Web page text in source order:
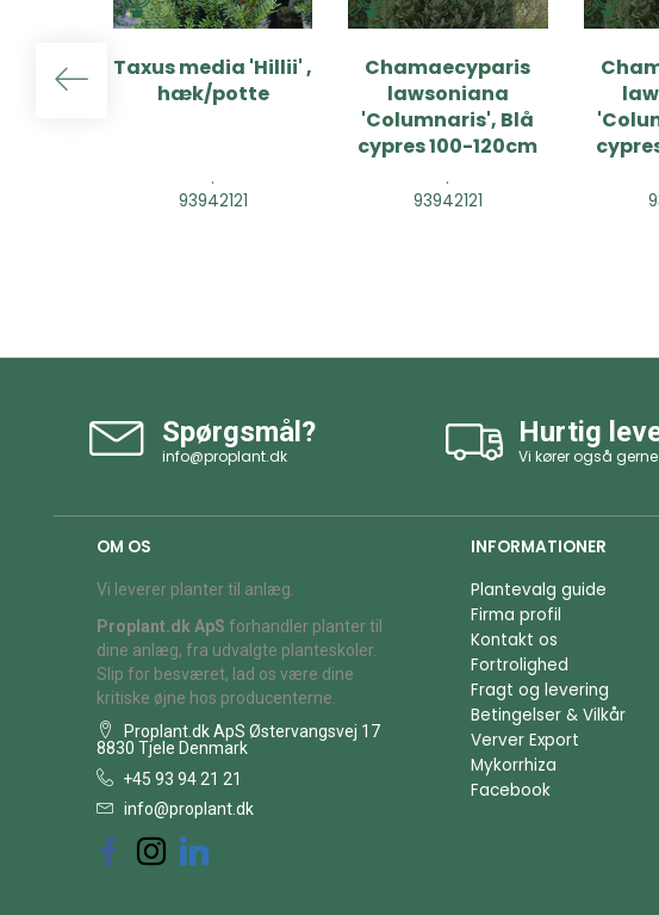
Taxus media 'Hillii' ,
hæk/potte
.
93942121
Chamaecyparis
lawsoniana
'Columnaris', Blå
cypres 100-120cm
.
93942121
Spørgsmål?
info@proplant.dk
Hurtig
Vi kører også
OM OS
Vi leverer planter til anlæg.
Proplant.dk ApS forhandler planter til
dine anlæg, fra udvalgte planteskoler.
Slip for besværet, lad os være dine
kritiske øjne hos producenterne.
Proplant.dk ApS Østervangsvej 17
8830 Tjele Denmark
+45 93 94 21 21
info@proplant.dk
INFORMATIONER
Plantevalg guide
Firma profil
Kontakt os
Fortrolighed
Fragt og levering
Betingelser & Vilkår
Verver Export
Mykorrhiza
Facebook